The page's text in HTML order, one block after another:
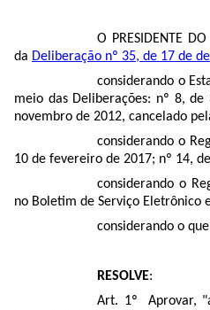
O PRESIDENTE
da Deliberação nº 35, de 17 de
considerando o
meio das Deliberações: nº 8,
novembro de 2012, cancelado
considerando o
10 de fevereiro de 2017; nº 14,
considerando o
no Boletim de Serviço
considerando o
RESOLVE:
Art. 1º Aprovar,